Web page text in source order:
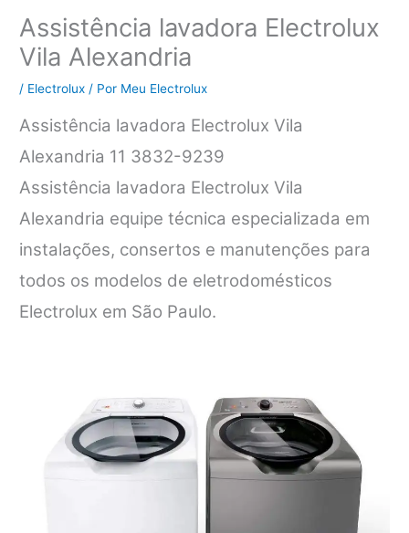
Assistência lavadora Electrolux
Vila Alexandria
/ Electrolux / Por Meu Electrolux
Assistência lavadora Electrolux Vila
Alexandria 11 3832-9239
Assistência lavadora Electrolux Vila
Alexandria equipe técnica especializada em
instalações, consertos e manutenções para
todos os modelos de eletrodomésticos
Electrolux em São Paulo.